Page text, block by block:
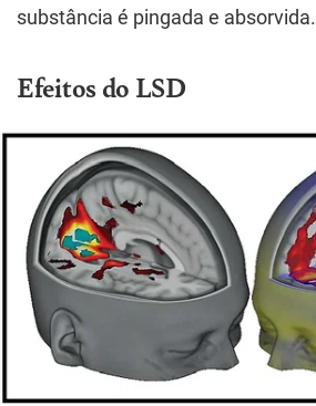
substância é pingada e absorvida.
Efeitos do LSD